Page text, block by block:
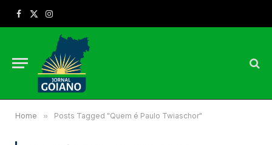
Facebook
X
Instagram
Home » Posts Tagged "Quem é Paulo Twiaschor"